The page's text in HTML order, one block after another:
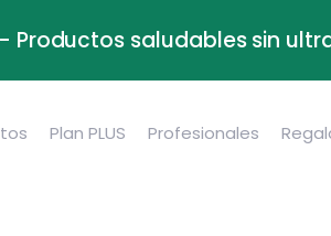
Productos saludables sin
Plan PLUS Profesionales